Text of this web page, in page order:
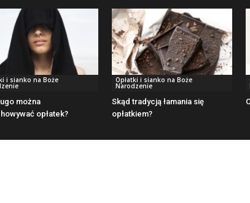
i sianko na Boże
można
opłatek?
Opłatki i sianko na Boże
Narodzenie
Skąd tradycją łamania się
opłatkiem?